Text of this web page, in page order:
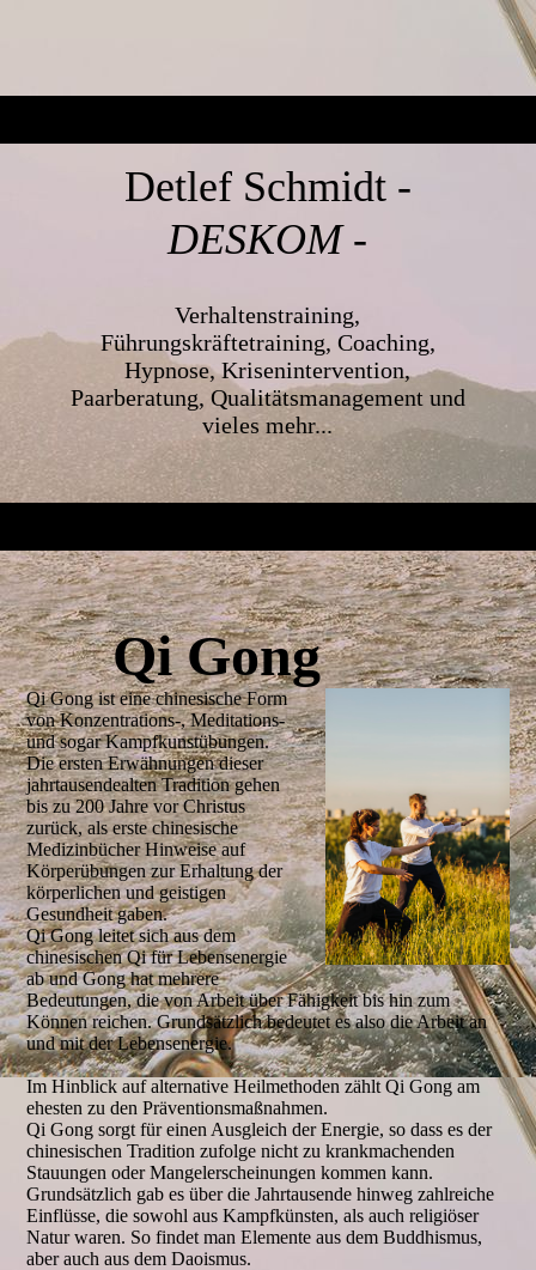
Detlef Schmidt -
DESKOM -
Verhaltenstraining,
Führungskräftetraining, Coaching,
Hypnose, Krisenintervention,
Paarberatung, Qualitätsmanagement und
vieles mehr...
Qi Gong
Qi Gong ist eine chinesische Form
von Konzentrations-, Meditations-
und sogar Kampfkunstübungen.
Die ersten Erwähnungen dieser
jahrtausendealten Tradition gehen
bis zu 200 Jahre vor Christus
zurück, als erste chinesische
Medizinbücher Hinweise auf
Körperübungen zur Erhaltung der
körperlichen und geistigen
Gesundheit gaben.
Qi Gong leitet sich aus dem
chinesischen Qi für Lebensenergie
ab und Gong hat mehrere
Bedeutungen, die von Arbeit über Fähigkeit bis hin zum
Können reichen. Grundsätzlich bedeutet es also die Arbeit an
und mit der Lebensenergie.
Im Hinblick auf alternative Heilmethoden zählt Qi Gong am
ehesten zu den Präventionsmaßnahmen.
Qi Gong sorgt für einen Ausgleich der Energie, so dass es der
chinesischen Tradition zufolge nicht zu krankmachenden
Stauungen oder Mangelerscheinungen kommen kann.
Grundsätzlich gab es über die Jahrtausende hinweg zahlreiche
Einflüsse, die sowohl aus Kampfkünsten, als auch religiöser
Natur waren. So findet man Elemente aus dem Buddhismus,
aber auch aus dem Daoismus.